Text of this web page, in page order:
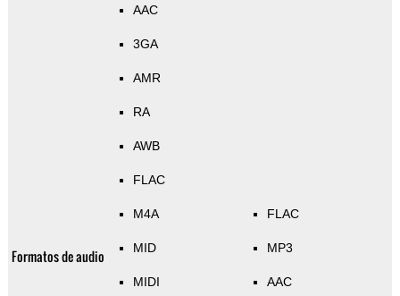
Formatos de audio
AAC
3GA
AMR
RA
AWB
FLAC
M4A
MID
MIDI
FLAC
MP3
AAC